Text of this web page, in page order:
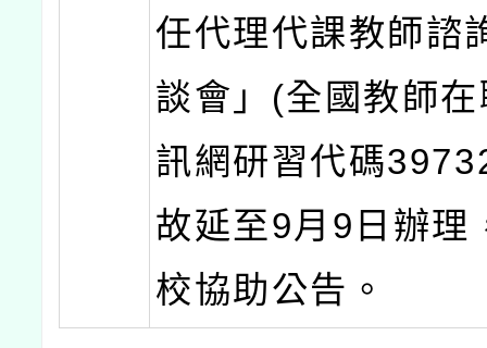
任代理代課教師諮
談會」(全國教師
訊網研習代碼
故延至9月9日辦理
校協助公告。